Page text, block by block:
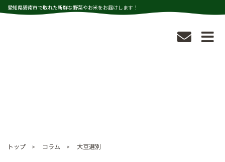
愛知県碧南市で取れた新鮮な野菜やお米をお届けします！
トップ コラム 大豆選別